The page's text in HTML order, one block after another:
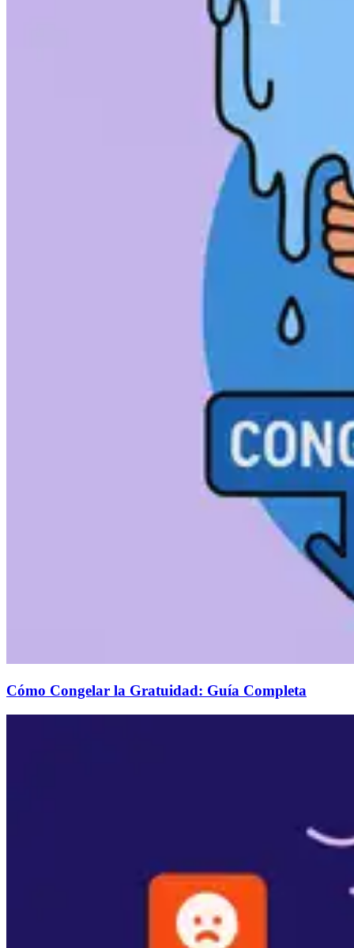
Cómo Congelar la Gratuidad: Guía Completa